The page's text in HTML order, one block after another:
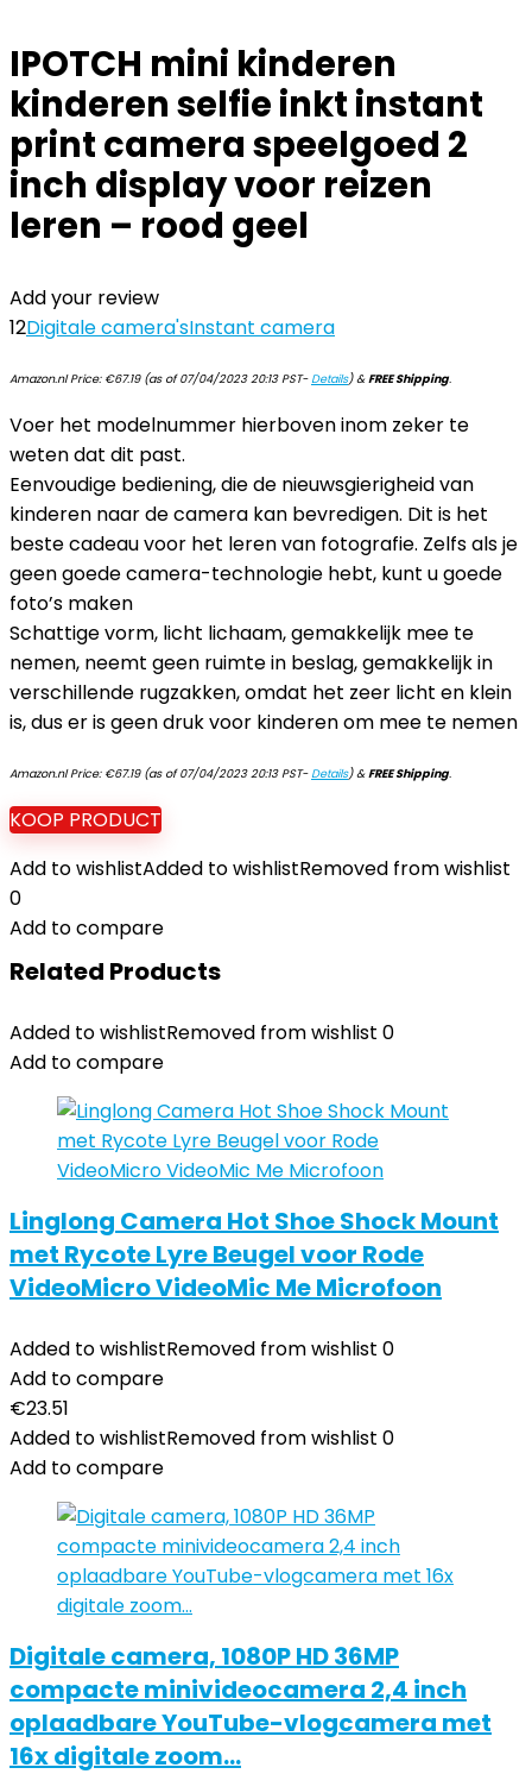
IPOTCH mini kinderen
kinderen selfie inkt instant
print camera speelgoed 2
inch display voor reizen
leren – rood geel
Add your review
12Digitale camera'sInstant camera
Amazon.nl Price: €67.19(as of 07/04/2023 20:13 PST-Details)&FREE Shipping.
Voer het modelnummer hierboven inom zeker te
weten dat dit past.
Eenvoudige bediening, die de nieuwsgierigheid van
kinderen naar de camera kan bevredigen. Dit is het
beste cadeau voor het leren van fotografie. Zelfs als je
geen goede camera-technologie hebt, kunt u goede
foto’s maken
Schattige vorm, licht lichaam, gemakkelijk mee te
nemen, neemt geen ruimte in beslag, gemakkelijk in
verschillende rugzakken, omdat het zeer licht en klein
is, dus er is geen druk voor kinderen om mee te nemen
Amazon.nl Price: €67.19(as of 07/04/2023 20:13 PST-Details)&FREE Shipping.
KOOP PRODUCT
Add to wishlistAdded to wishlistRemoved from wishlist
0
Add to compare
Related Products
Added to wishlistRemoved from wishlist 0
Add to compare
Linglong Camera Hot Shoe Shock Mount
met Rycote Lyre Beugel voor Rode
VideoMicro VideoMic Me Microfoon
Added to wishlistRemoved from wishlist 0
Add to compare
€23.51
Added to wishlistRemoved from wishlist 0
Add to compare
Digitale camera, 1080P HD 36MP
compacte minivideocamera 2,4 inch
oplaadbare YouTube-vlogcamera met
16x digitale zoom…